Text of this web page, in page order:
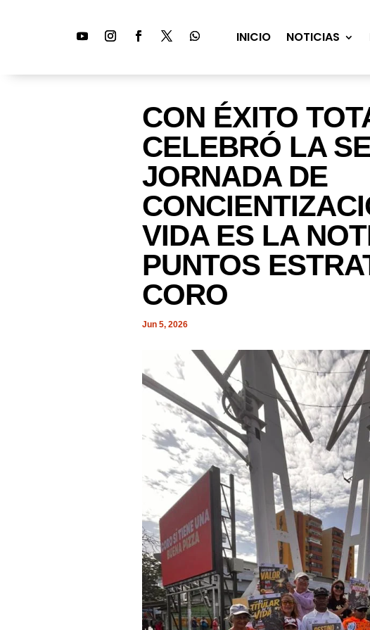
INICIO NOTICIAS
CON ÉXITO
CELEBRÓ LA
JORNADA DE
VIDA ES LA
PUNTOS
CORO
Jun 5, 2026